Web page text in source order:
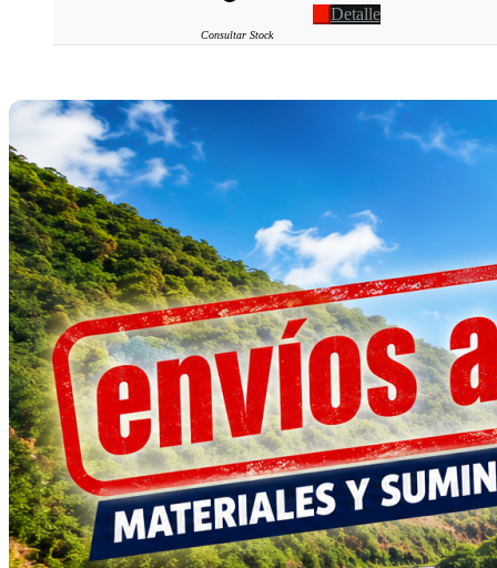
Detalle
Consultar Stock